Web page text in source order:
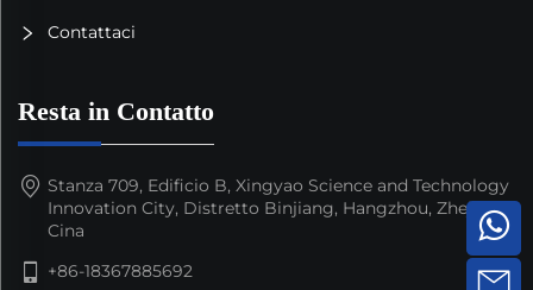
Contattaci
Resta in Contatto
Stanza 709, Edificio B, Xingyao Science and Technology
Innovation City, Distretto Binjiang, Hangzhou, Zhejiang,
Cina
+86-18367885692